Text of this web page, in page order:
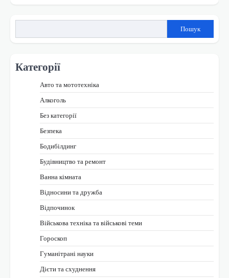
Пошук
Категорії
Авто та мототехніка
Алкоголь
Без категорії
Безпека
Бодибілдинг
Будівництво та ремонт
Ванна кімната
Відносини та дружба
Відпочинок
Військова техніка та військові теми
Гороскоп
Гуманітрані науки
Дієти та схуднення